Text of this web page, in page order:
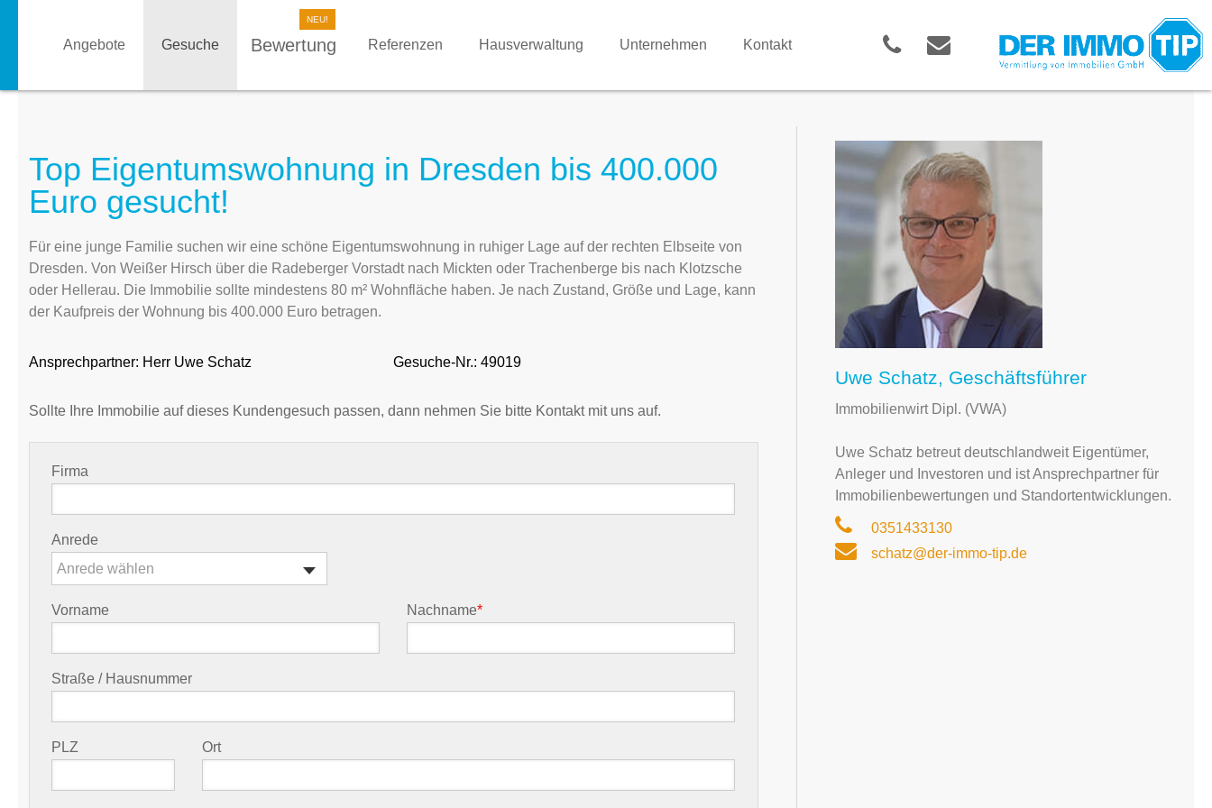
Angebote Gesuche Bewertung Referenzen Hausverwaltung Unternehmen Kontakt
Top Eigentumswohnung in Dresden bis 400.000
Euro gesucht!
Für eine junge Familie suchen wir eine schöne Eigentumswohnung in ruhiger Lage auf der rechten Elbseite von
Dresden. Von Weißer Hirsch über die Radeberger Vorstadt nach Mickten oder Trachenberge bis nach Klotzsche
oder Hellerau. Die Immobilie sollte mindestens 80 m² Wohnfläche haben. Je nach Zustand, Größe und Lage, kann
der Kaufpreis der Wohnung bis 400.000 Euro betragen.
Ansprechpartner: Herr Uwe Schatz Gesuche-Nr.: 49019
Sollte Ihre Immobilie auf dieses Kundengesuch passen, dann nehmen Sie bitte Kontakt mit uns auf.
Firma
Anrede
Anrede wählen
Vorname Nachname*
Straße / Hausnummer
PLZ Ort
Uwe Schatz, Geschäftsführer
Immobilienwirt Dipl. (VWA)
Uwe Schatz betreut deutschlandweit Eigentümer,
Anleger und Investoren und ist Ansprechpartner für
Immobilienbewertungen und Standortentwicklungen.
0351433130
schatz@der-immo-tip.de